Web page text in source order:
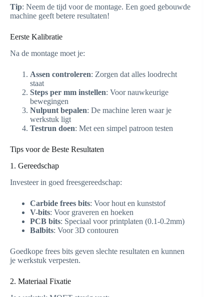
Tip: Neem de tijd voor de montage. Een goed gebouwde
machine geeft betere resultaten!
Eerste Kalibratie
Na de montage moet je:
Assen controleren: Zorgen dat alles loodrecht
staat
Steps per mm instellen: Voor nauwkeurige
bewegingen
Nulpunt bepalen: De machine leren waar je
werkstuk ligt
Testrun doen: Met een simpel patroon testen
Tips voor de Beste Resultaten
1. Gereedschap
Investeer in goed freesgereedschap:
Carbide frees bits: Voor hout en kunststof
V-bits: Voor graveren en hoeken
PCB bits: Speciaal voor printplaten (0.1-0.2mm)
Balbits: Voor 3D contouren
Goedkope frees bits geven slechte resultaten en kunnen
je werkstuk verpesten.
2. Materiaal Fixatie